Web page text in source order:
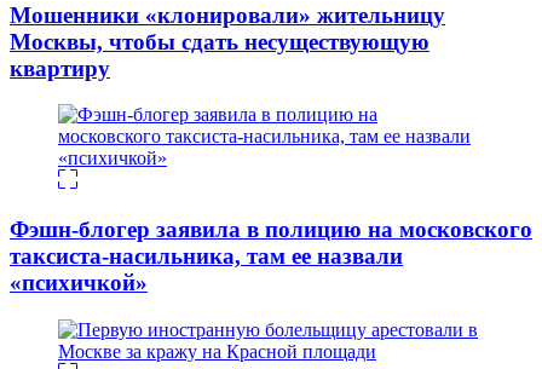
Мошенники «клонировали» жительницу
Москвы, чтобы сдать несуществующую
квартиру
Фэшн-блогер заявила в полицию на московского
таксиста-насильника, там ее назвали
«психичкой»